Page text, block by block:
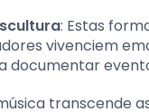
: Estas
vivenciem
documentar
transcende